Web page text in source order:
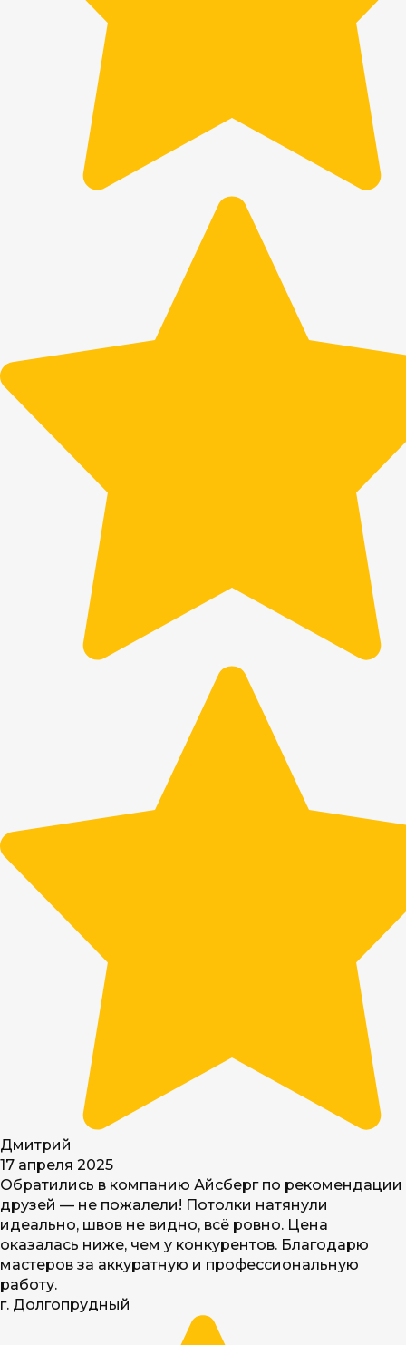
Дмитрий
17 апреля 2025
Обратились в компанию Айсберг по рекомендации
друзей — не пожалели! Потолки натянули
идеально, швов не видно, всё ровно. Цена
оказалась ниже, чем у конкурентов. Благодарю
мастеров за аккуратную и профессиональную
работу.
г. Долгопрудный